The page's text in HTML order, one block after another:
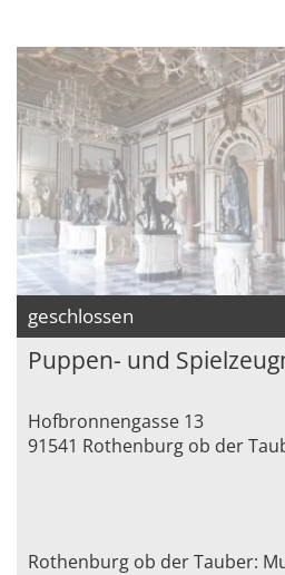
geschlossen
Puppen- und
Hofbronnengasse 13
91541 Rothenburg ob der
Rothenburg ob der Tauber: